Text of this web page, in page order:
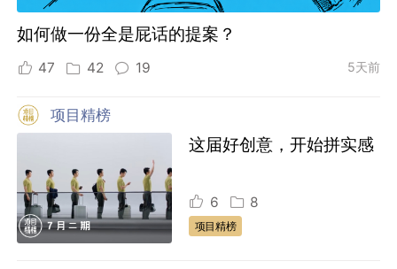
如何做一份全是屁话的提案？
47 42 19 5天前
项目精榜
这届好创意，开始拼实感
6 8
项目精榜